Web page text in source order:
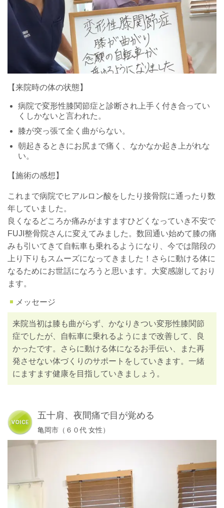
【来院時の体の状態】
病院で変形性膝関節症と診断され上手く付き合ってい
くしかないと言われた。
膝が突っ張て全く曲がらない。
朝起きるときにお尻まで痛く、なかなか起き上がれな
い。
【施術の感想】
これまで病院でヒアルロン酸をしたり接骨院に通ったり数
年していました。
良くなるどころか痛みがますますひどくなっていき不安で
FUJI整骨院さんに変えてみました。数回通い始めて膝の痛
みも引いてきて自転車も乗れるようになり、今では階段の
上り下りもスムーズになってきました！さらに動ける体に
なるためにお世話になろうと思います。大変感謝しており
ます。
メッセージ
来院当初は膝も曲がらず、かなりきつい変形性膝関節
症でしたが、自転車に乗れるようにまで改善して、良
かったです。さらに動ける体になるお手伝い、また再
発させない体づくりのサポートをしていきます。一緒
にますます健康を目指していきましょう。
五十肩、夜間痛で目が覚める
亀岡市（６０代 女性）